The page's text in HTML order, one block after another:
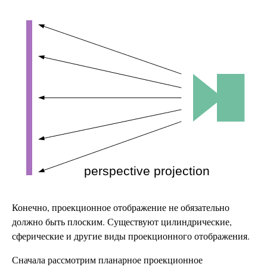
Конечно, проекционное отображение не обязательно
должно быть плоским. Существуют цилиндрические,
сферические и другие виды проекционного отображения.
Сначала рассмотрим планарное проекционное